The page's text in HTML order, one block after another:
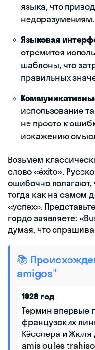
языка, что
недоразумениям.
Языковая
стремится
шаблоны, что
правильных
использование
не просто к
искажению
Возьмём
слово «éxito».
ошибочно полагают,
тогда как на самом
«успех».
гордо заявляете:
думая, что
📚
amigos"
1928 год
Термин впервые
французских
Кёсслера и Жюля
amis ou les